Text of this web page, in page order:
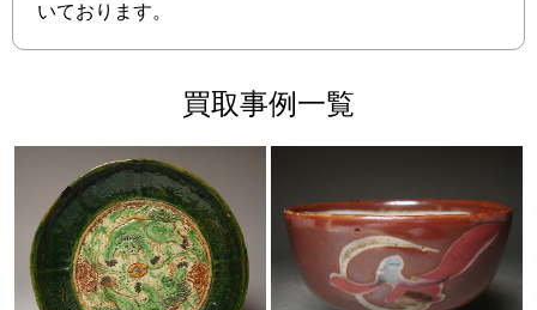
いております。
買取事例一覧